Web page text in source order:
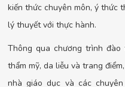
kiến thức chuyên môn, ý thức
lý thuyết với thực hành.
Thông qua chương trình
thẩm mỹ, da liễu và trang
nhà giáo dục và các